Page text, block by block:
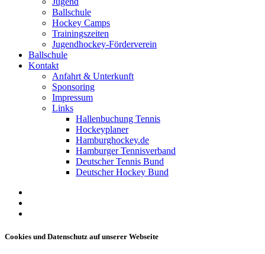
Ballschule
Hockey Camps
Trainingszeiten
Jugendhockey-Förderverein
Ballschule
Kontakt
Anfahrt & Unterkunft
Sponsoring
Impressum
Links
Hallenbuchung Tennis
Hockeyplaner
Hamburghockey.de
Hamburger Tennisverband
Deutscher Tennis Bund
Deutscher Hockey Bund
Cookies und Datenschutz auf unserer Webseite